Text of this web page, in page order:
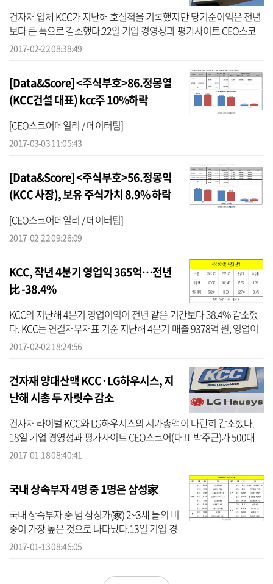
건자재 업체 KCC가 지난해 호실적을 기록했지만 당기순이익은 전년
보다 큰 폭으로 감소했다.22일 기업 경영성과 평가사이트 CEO스코
어(대표 박주근)에 따르면KCC의 지난해 매출은 3조4905억 원, 영업
2017-02-22 08:38:49
[Data&Score] <주식부호>86.정몽열
(KCC건설 대표) kcc주 10%하락
[CEO스코어데일리 / 데이터팀]
2017-03-03 11:05:43
[Data&Score] <주식부호>56.정몽익
(KCC 사장), 보유 주식가치 8.9% 하락
[CEO스코어데일리 / 데이터팀]
2017-02-22 09:26:09
KCC, 작년 4분기 영업익 365억…전년
比 -38.4%
KCC의 지난해 4분기 영업이익이 전년 같은 기간보다 38.4% 감소했
다. KCC는 연결재무재표 기준 지난해 4분기 매출 9378억 원, 영업이
익 365억 원을 기록했다고 2일 공시했다.전년 같은 기간과 비교해 매
2017-02-02 18:24:56
건자재 양대산맥 KCC·LG하우시스, 지
난해 시총 두 자릿수 감소
건자재 라이벌 KCC와 LG하우시스의 시가총액이 나란히 감소했다.
18일 기업 경영성과 평가사이트 CEO스코어(대표 박주근)가 500대
기업 내 상장사의 주식회전율과 시총 현황을 집계한 결과, KCC와 LG
2017-01-18 08:40:41
국내 상속부자 4명 중 1명은 삼성家
국내 상속부자 중 범 삼성가(家) 2~3세 들의 비
중이 가장 높은 것으로 나타났다.13일 기업 경
영성과 평가사이트 CEO스코어(대표 박주근)
2017-01-13 08:46:05